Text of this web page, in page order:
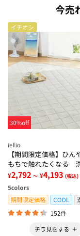
今売
イチオシ
30%off
iellio
【期間限定価格】ひん
もちで触れたくなる
グ＜低反発・滑りにく
冷感・防ダニ・カーペ
¥2,792 ～ ¥4,193 (税込)
5colors
期間限定価格
COOL
152件
チラ見をする